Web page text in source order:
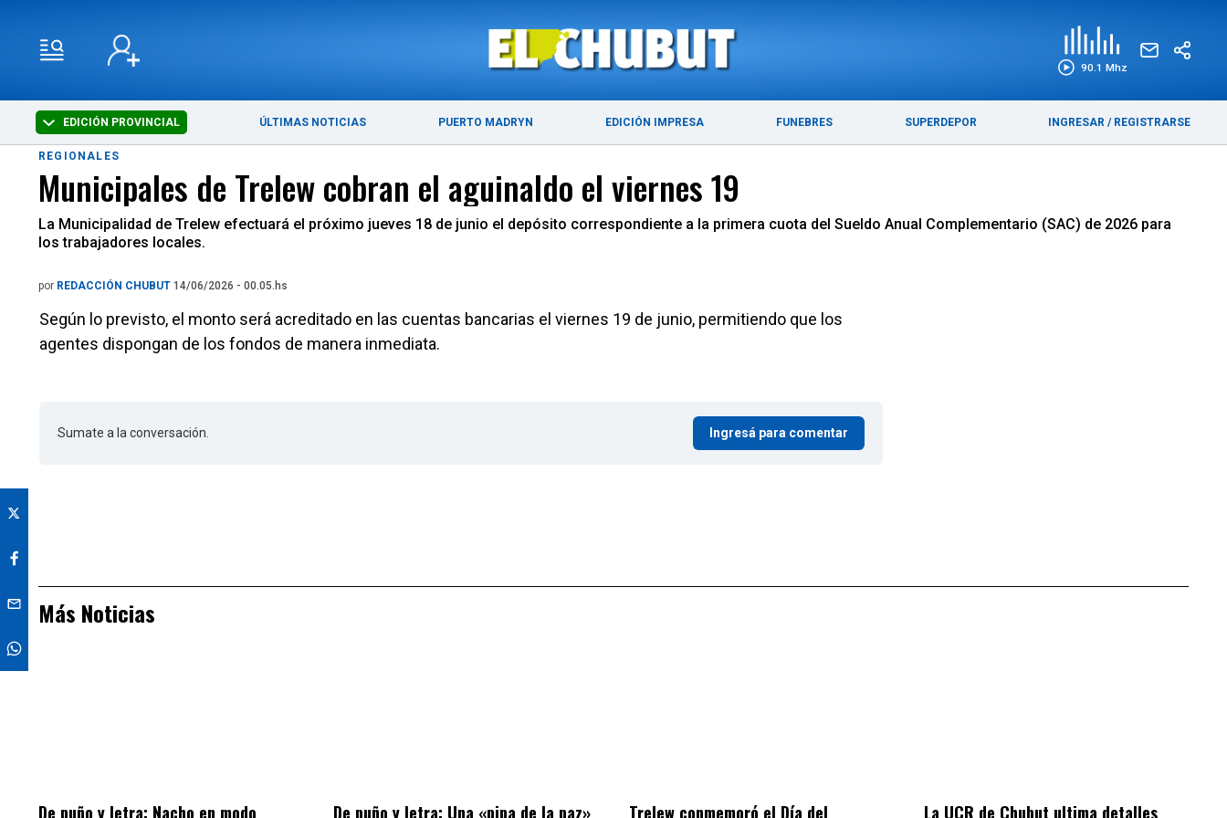
90.1 Mhz
EDICIÓN PROVINCIAL ÚLTIMAS NOTICIAS PUERTO MADRYN EDICIÓN IMPRESA FUNEBRES SUPERDEPOR INGRESAR / REGISTRARSE
ÚLTIMAS NOTICIAS PUERTO MADRYN
REGIONALES
Municipales de Trelew cobran el aguinaldo el viernes 19
La Municipalidad de Trelew efectuará el próximo jueves 18 de junio el depósito correspondiente a la primera cuota del Sueldo Anual Complementario (SAC) de 2026 para
los trabajadores locales.
por REDACCIÓN CHUBUT 14/06/2026 - 00.05.hs
Según lo previsto, el monto será acreditado en las cuentas bancarias el viernes 19 de junio, permitiendo que los
agentes dispongan de los fondos de manera inmediata.
Sumate a la conversación. Ingresá para comentar
Más Noticias
De puño y letra: Nacho en modo De puño y letra: Una «pipa de la paz» Trelew conmemoró el Día del La UCR de Chubut ultima detalles